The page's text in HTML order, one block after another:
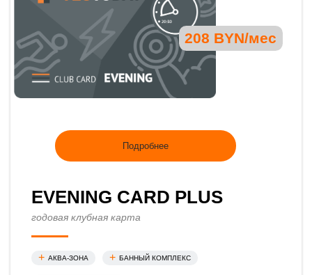
208 BYN/мес
Подробнее
EVENING CARD PLUS
годовая клубная карта
АКВА-ЗОНА БАННЫЙ КОМПЛЕКС